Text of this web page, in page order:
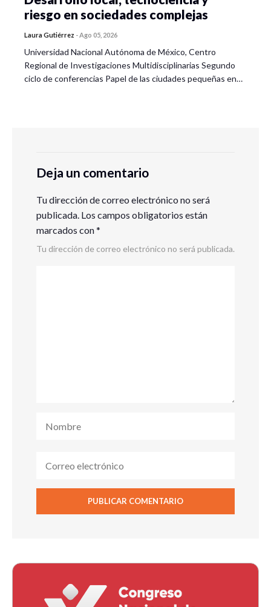
riesgo en sociedades complejas
Laura Gutiérrez - Ago 05, 2026
Universidad Nacional Autónoma de México, Centro
Regional de Investigaciones Multidisciplinarias Segundo
ciclo de conferencias Papel de las ciudades pequeñas en…
Deja un comentario
Tu dirección de correo electrónico no será
publicada. Los campos obligatorios están
marcados con*
Tu dirección de correo electrónico no será publicada.